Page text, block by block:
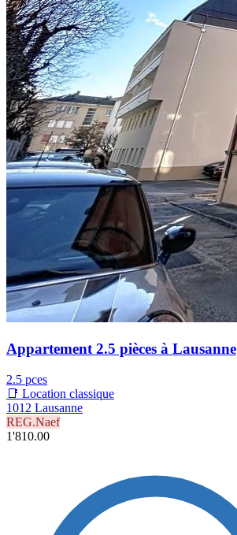
Appartement 2.5 pièces à Lausanne
2.5 pces
📑 Location classique
1012 Lausanne
REG.Naef
1'810.00